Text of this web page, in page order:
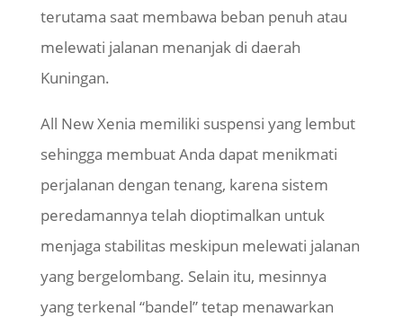
terutama saat membawa beban penuh atau
melewati jalanan menanjak di daerah
Kuningan.
All New Xenia memiliki suspensi yang lembut
sehingga membuat Anda dapat menikmati
perjalanan dengan tenang, karena sistem
peredamannya telah dioptimalkan untuk
menjaga stabilitas meskipun melewati jalanan
yang bergelombang. Selain itu, mesinnya
yang terkenal “bandel” tetap menawarkan